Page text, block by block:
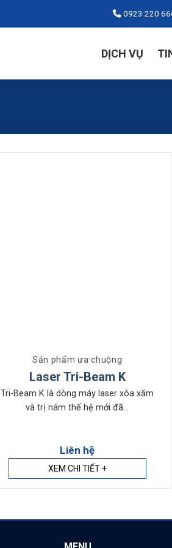
0923 220
DỊCH VỤ
Sản phẩm ưa chuộng
Laser Tri-Beam K
Tri-Beam K là dòng máy laser xóa xăm
và trị nám thế hệ mới đã...
Liên hệ
XEM CHI TIẾT +